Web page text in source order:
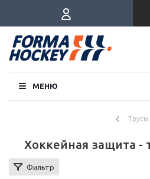
МЕНЮ
Трусы
Хоккейная защита -
Фильтр